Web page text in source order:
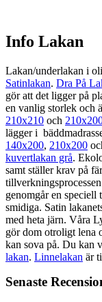
Info Lakan
Lakan/underlakan i
Satinlakan. Dra På
gör att det ligger på
en vanlig storlek och
210x210 och
lägger i
140x200, 210x200
kuvertlakan grå.
samt ställer krav på
genomgår en speciell
smidiga. Satin
med heta järn. Våra
gör dom otroligt lena
kan sova på. Du kan
lakan. Linnelakan är
Senaste